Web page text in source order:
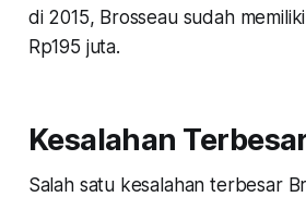
di 2015, Brosseau sudah
Rp195 juta.
Kesalahan
Salah satu kesalahan terbesar